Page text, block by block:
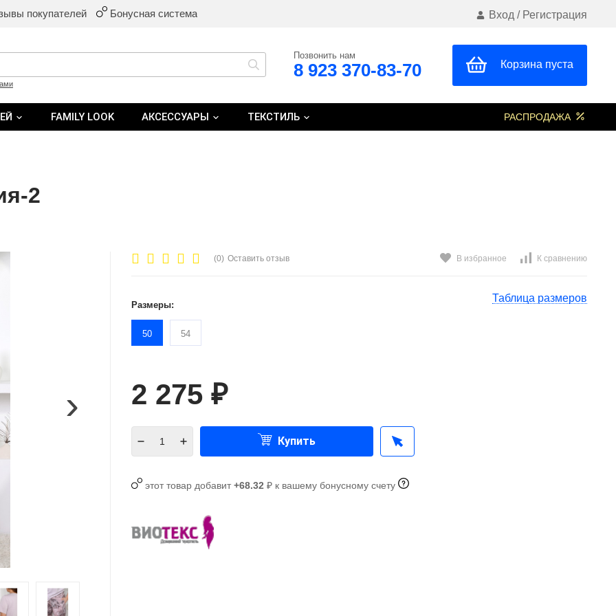
покупателей Бонусная система Вход / Регистрация
Позвонить нам
8 923 370-83-70 Корзина пуста
FAMILY LOOK АКСЕССУАРЫ ТЕКСТИЛЬ РАСПРОДАЖА
2
›
(0) Оставить отзыв В избранное К сравнению
Таблица размеров
Размеры:
50 54
2 275 ₽
Купить
этот товар добавит+68.32 ₽ к вашему бонусному счету